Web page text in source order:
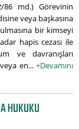
86 md.) Görevinin
veya başkasına
bir kimseyi
hapis cezası ile
ve davranışları
en... +Devamını
HUKUKU